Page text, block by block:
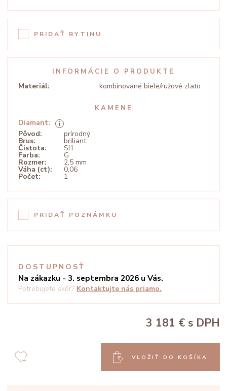
PRIDAŤ RYTINU
INFORMÁCIE O PRODUKTE
Materiál: kombinované biele/ružové zlato
KAMENE
Diamant:
Pôvod:
prírodný
Brus: briliant
Čistota: SI1
Farba: G
Rozmer: 2,5 mm
Váha (ct): 0,06
Počet: 1
PRIDAŤ POZNÁMKU
DOSTUPNOSŤ
Na zákazku - 3. septembra 2026 u Vás.
Potrebujete skôr? Kontaktujte nás priamo.
3 181 € s DPH
VLOŽIŤ DO KOŠÍKA